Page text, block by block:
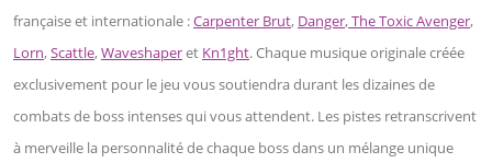
française et internationale :Carpenter Brut, Danger,The Toxic Avenger,
Lorn,Scattle,Waveshaperet Kn1ght. Chaque musique originale créée
exclusivement pour le jeu vous soutiendra durant les dizaines de
combats de boss intenses qui vous attendent. Les pistes retranscrivent
à merveille la personnalité de chaque boss dans un mélange unique